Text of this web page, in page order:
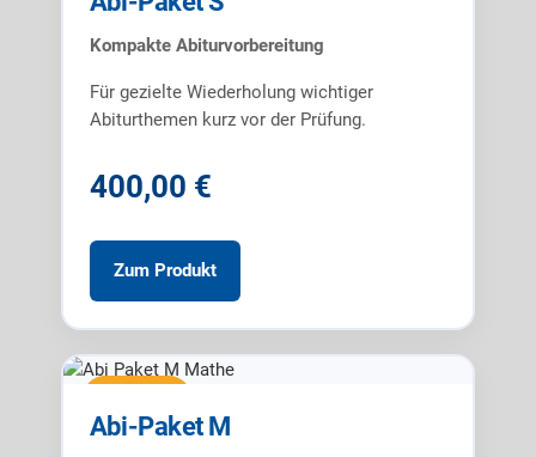
Kompakte Abiturvorbereitung
Für gezielte Wiederholung wichtiger
Abiturthemen kurz vor der Prüfung.
400,00 €
Zum Produkt
Abi-Paket M